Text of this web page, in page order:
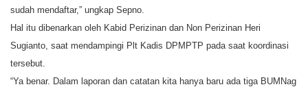
sudah mendaftar,” ungkap Sepno.
Hal itu dibenarkan oleh Kabid Perizinan dan Non Perizinan Heri
Sugianto, saat mendampingi Plt Kadis DPMPTP pada saat koordinasi
tersebut.
“Ya benar. Dalam laporan dan catatan kita hanya baru ada tiga BUMNag